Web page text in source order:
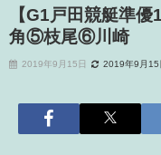
【G1戸田競艇準
角⑤枝尾⑥川崎
2019年9月15日 2019年9月15